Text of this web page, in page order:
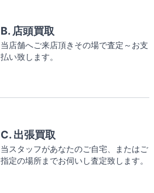
B. 店頭買取
当店舗へご来店頂きその場で査定～お支
払い致します。
C. 出張買取
当スタッフがあなたのご自宅、またはご
指定の場所までお伺いし査定致します。